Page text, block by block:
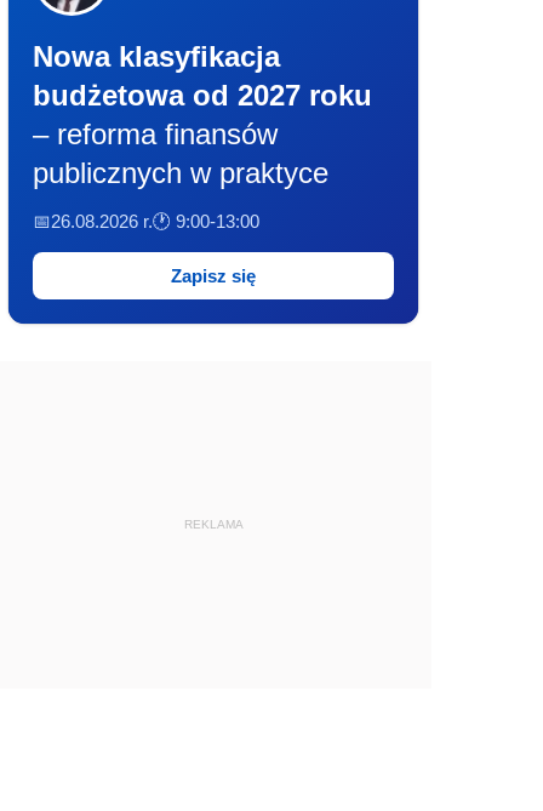
Nowa klasyfikacja
budżetowa od 2027 roku
– reforma finansów
publicznych w praktyce
📅26.08.2026 r.🕐 9:00-13:00
Zapisz się
REKLAMA